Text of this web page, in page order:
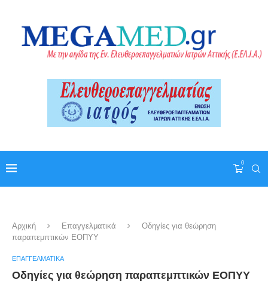
0
Αρχική Επαγγελματικά
Οδηγίες για θεώρηση
παραπεμπτικών ΕΟΠΥΥ
ΕΠΑΓΓΕΛΜΑΤΙΚΆ
Οδηγίες για θεώρηση παραπεμπτικών ΕΟΠΥΥ